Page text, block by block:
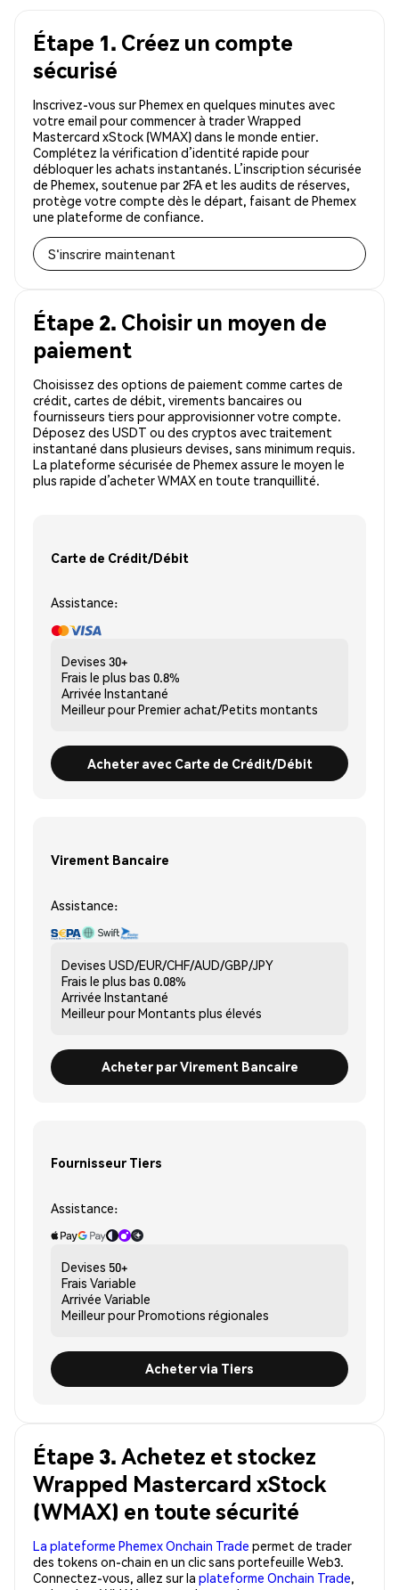
Étape 1. Créez un compte
sécurisé
Inscrivez-vous sur Phemex en quelques minutes avec
votre email pour commencer à trader Wrapped
Mastercard xStock (WMAX) dans le monde entier.
Complétez la vérification d’identité rapide pour
débloquer les achats instantanés. L’inscription sécurisée
de Phemex, soutenue par 2FA et les audits de réserves,
protège votre compte dès le départ, faisant de Phemex
une plateforme de confiance.
S'inscrire maintenant
Étape 2. Choisir un moyen de
paiement
Choisissez des options de paiement comme cartes de
crédit, cartes de débit, virements bancaires ou
fournisseurs tiers pour approvisionner votre compte.
Déposez des USDT ou des cryptos avec traitement
instantané dans plusieurs devises, sans minimum requis.
La plateforme sécurisée de Phemex assure le moyen le
plus rapide d’acheter WMAX en toute tranquillité.
Carte de Crédit/Débit
Assistance:
Devises 30+
Frais le plus bas 0.8%
Arrivée Instantané
Meilleur pourPremier achat/Petits montants
Acheter avec Carte de Crédit/Débit
Virement Bancaire
Assistance:
Devises USD/EUR/CHF/AUD/GBP/JPY
Frais le plus bas 0.08%
Arrivée Instantané
Meilleur pourMontants plus élevés
Acheter par Virement Bancaire
Fournisseur Tiers
Assistance:
Devises 50+
Frais Variable
Arrivée Variable
Meilleur pourPromotions régionales
Acheter via Tiers
Étape 3. Achetez et stockez
Wrapped Mastercard xStock
(WMAX) en toute sécurité
La plateforme Phemex Onchain Trade permet de trader
des tokens on-chain en un clic sans portefeuille Web3.
Connectez-vous, allez sur la plateforme Onchain Trade,